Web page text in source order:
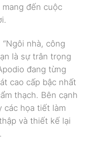
đến cuộc
nhà, công
là sự trân trọng
đang từng
cao cấp bậc nhất
thạch. Bên cạnh
các họa tiết làm
và thiết kế lại